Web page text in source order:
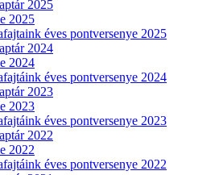
2025
2025
éves pontversenye 2025
2024
2024
éves pontversenye 2024
2023
2023
éves pontversenye 2023
2022
2022
éves pontversenye 2022